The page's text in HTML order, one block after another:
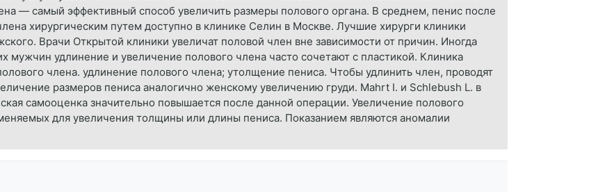
— самый эффективный способ увеличить размеры полового органа. В среднем, пенис после
хирургическим путем доступно в клинике Селин в Москве. Лучшие хирурги клиники
Врачи Открытой клиники увеличат половой член вне зависимости от причин. Иногда
мужчин удлинение и увеличение полового члена часто сочетают с пластикой. Клиника
члена. удлинение полового члена; утолщение пениса. Чтобы удлинить член, проводят
размеров пениса аналогично женскому увеличению груди. Mahrt I. и Schlebush L. в
самооценка значительно повышается после данной операции. Увеличение полового
для увеличения толщины или длины пениса. Показанием являются аномалии